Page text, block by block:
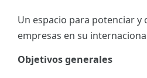
Un espacio para potenciar y
empresas en su
Objetivos generales